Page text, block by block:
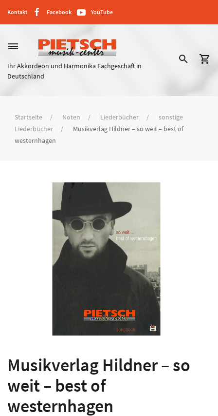
Kontakt Facebook YouTube
dehaze
Ihr Akkordeon und Harmonika Fachgeschäft in
Deutschland
search shopping_cart
Startseite Noten Liederbücher
sonstige
Liederbücher
Musikverlag Hildner – so weit – best of
westernhagen
Musikverlag Hildner – so
weit – best of
westernhagen